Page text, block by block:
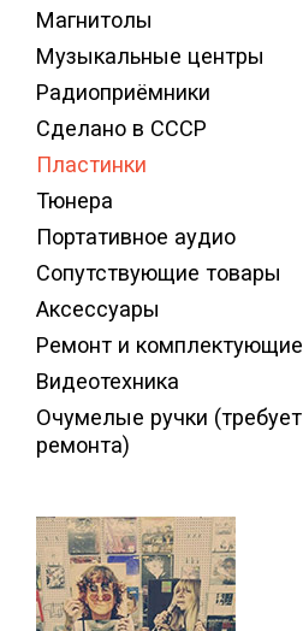
Магнитолы
Музыкальные центры
Радиоприёмники
Сделано в СССР
Пластинки
Тюнера
Портативное аудио
Сопутствующие товары
Аксессуары
Ремонт и комплектующие
Видеотехника
Очумелые ручки (требует
ремонта)